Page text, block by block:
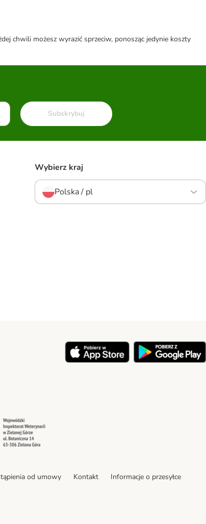
chwili możesz wyrazić sprzeciw, ponosząc jedynie koszty
Subskrybuj
Wybierz kraj
Polska / pl
Security
od umowy Kontakt
Informacje o przesyłce